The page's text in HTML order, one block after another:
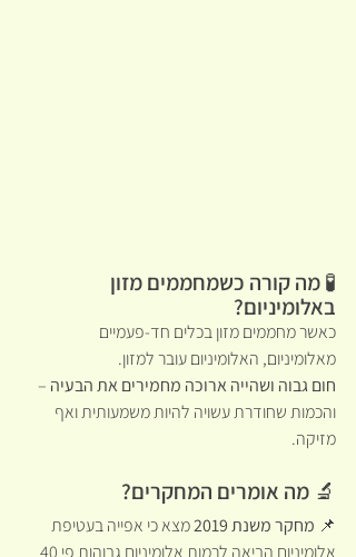
🧪 מה קורה כשמחממים מזון
באלומיניום?
כאשר מחממים מזון בכלים חד-פעמיים
מאלומיניום, האלומיניום עובר למזון.
חום גבוה ושהייה ארוכה מחמירים את הבעיה –
והכמות שחודרת עשויה להיות משמעותית ואף
מזיקה.
🔬 מה אומרים המחקרים?
📌 מחקר משנת 2019
מצא כי אפייה בעטיפת